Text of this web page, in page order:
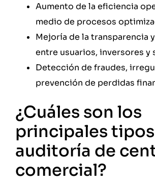
Aumento de la eficiencia
medio de procesos
Mejoría de la transparencia
entre usuarios, inversores y
Detección de fraudes,
prevención de perdidas
¿Cuáles son los
principales
auditoría de
comercial?